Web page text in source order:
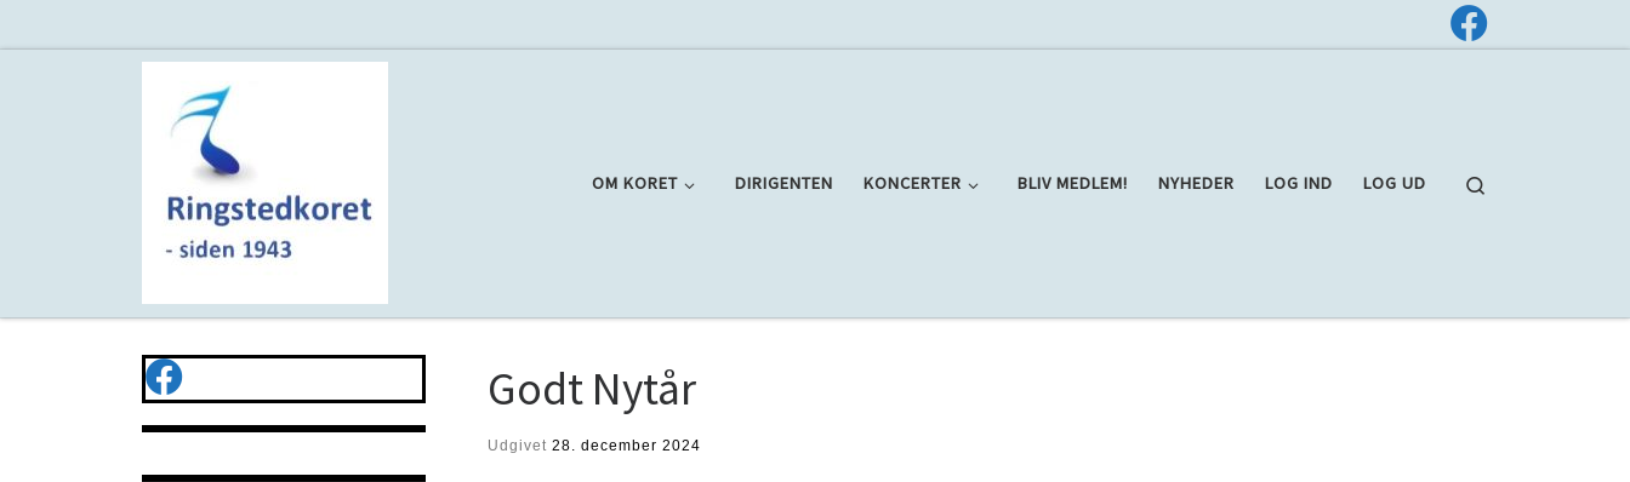
OM KORET DIRIGENTEN KONCERTER BLIV MEDLEM! NYHEDER LOG IND LOG UD
Godt Nytår
Udgivet 28. december 2024